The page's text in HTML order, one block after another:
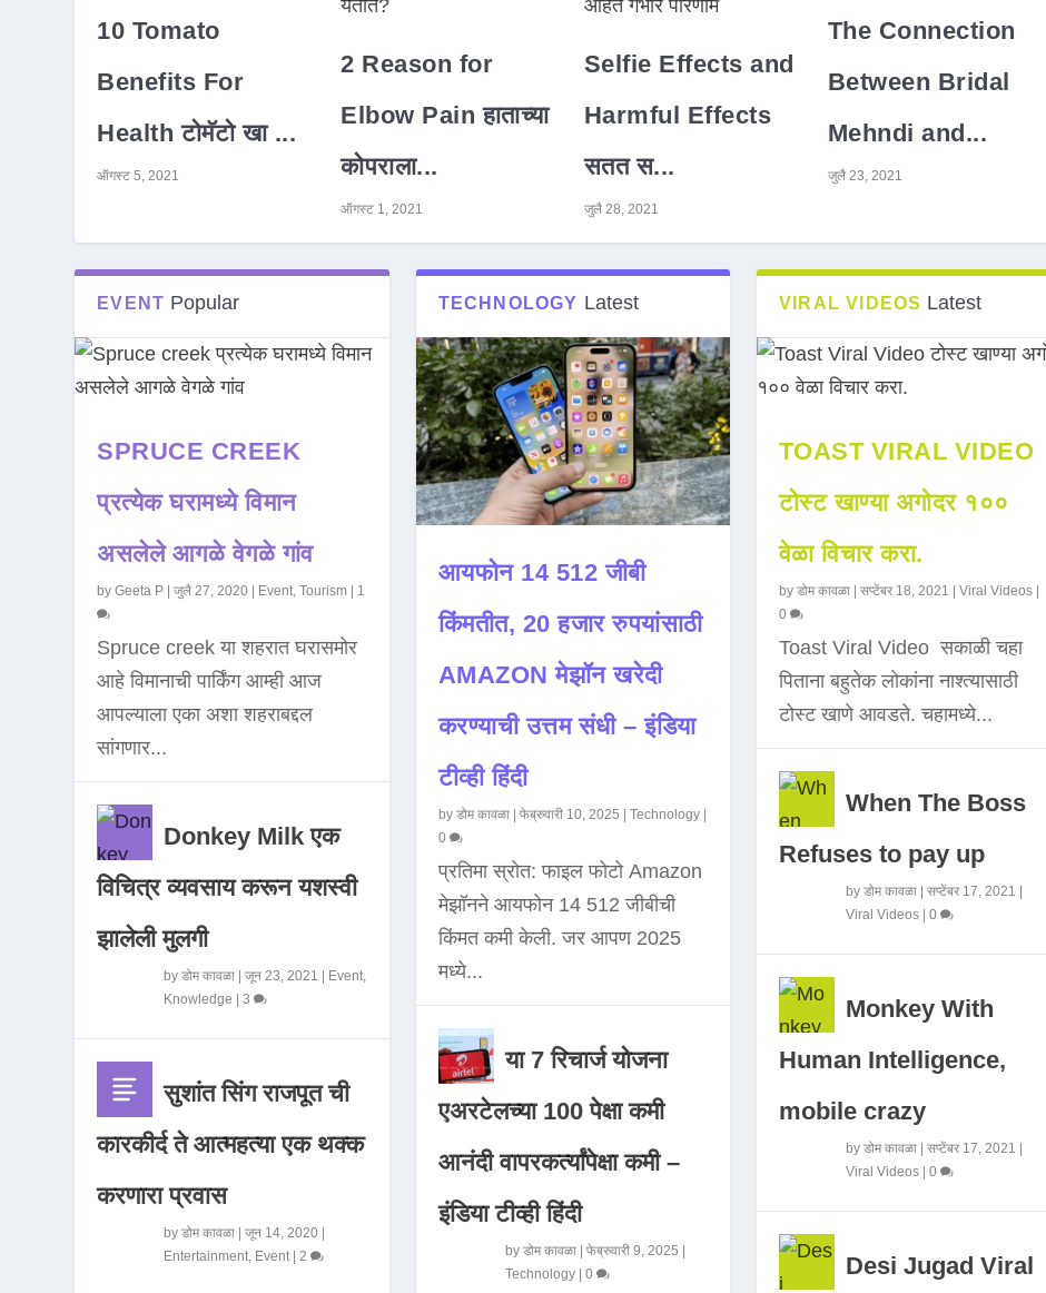
10 Tomato
Benefits For
Health टोमॅटो खा ...
ऑगस्ट 5, 2021
2 Reason for
Elbow Pain हाताच्या
कोपराला...
ऑगस्ट 1, 2021
Selfie Effects and
Harmful Effects
सतत स...
जुलै 28, 2021
The Connection
Between Bridal
Mehndi and...
जुलै 23, 2021
EVENT Popular
SPRUCE CREEK
प्रत्येक घरामध्ये विमान
असलेले आगळे वेगळे गांव
byGeeta P |जुलै 27, 2020 | Event ,Tourism | 1
Spruce creek या शहरात घरासमोर
आहे विमानाची पार्किंग आम्ही आज
आपल्याला एका अशा शहराबद्दल
सांगणार...
Donkey Milk एक
विचित्र व्यवसाय करून यशस्वी
झालेली मुलगी
byडोम कावळा |जून 23, 2021 | Event
Knowledge |3
सुशांत सिंग राजपूत ची
कारकीर्द ते आत्महत्या एक थक्क
करणारा प्रवास
byडोम कावळा |जून 14, 2020 |
Entertainment Event | 2
TECHNOLOGY Latest
आयफोन 14 512 जीबी
किंमतीत, 20 हजार रुपयांसाठी
AMAZON मेझॉन खरेदी
करण्याची उत्तम संधी – इंडिया
टीव्ही हिंदी
by डोम कावळा| फेब्रुवारी 10, 2025 Technology|
0
प्रतिमा स्रोत: फाइल फोटो Amazon
मेझॉनने आयफोन 14 512 जीबीची
किंमत कमी केली. जर आपण 2025
मध्ये...
या 7 रिचार्ज योजना
एअरटेलच्या 100 पेक्षा कमी
आनंदी वापरकर्त्यांपेक्षा कमी –
इंडिया टीव्ही हिंदी
by डोम कावळा| फेब्रुवारी 9, 2025
Technology| 0
VIRAL VIDEOS Latest
TOAST VIRAL VIDEO
टोस्ट खाण्या अगोदर १००
वेळा विचार करा.
by डोम कावळा| सप्टेंबर 18, 2021 | Viral Videos|
0
Toast Viral Video सकाळी चहा
पिताना बहुतेक लोकांना नाश्त्यासाठी
टोस्ट खाणे आवडते. चहामध्ये...
When The Boss
Refuses to pay up
by डोम कावळा| सप्टेंबर 17, 2021 |
Viral Videos| 0
Monkey With
Human Intelligence,
mobile crazy
by डोम कावळा| सप्टेंबर 17, 2021 |
Viral Videos| 0
Desi Jugad Viral